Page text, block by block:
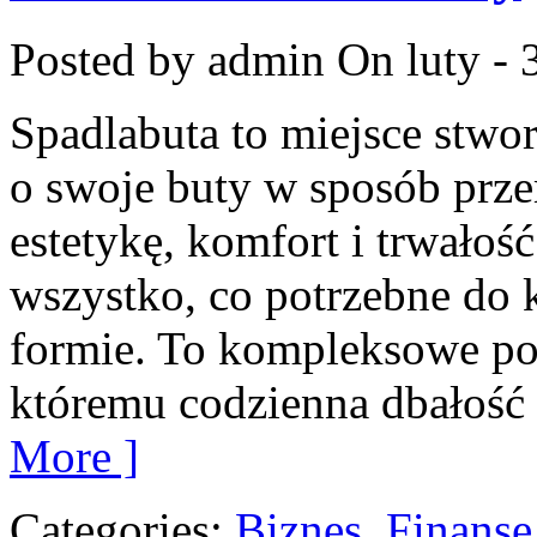
Posted by admin On luty -
Spadlabuta to miejsce
o swoje buty w sposób
estetykę, komfort i
wszystko, co potrzebne
formie. To kompleksowe
któremu codzienna
More ]